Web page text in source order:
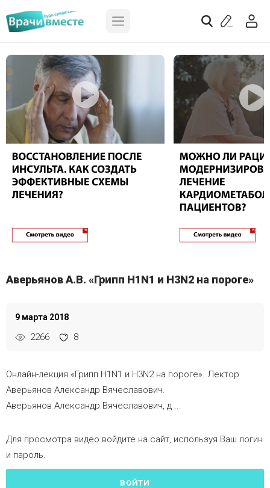
Аверьянов А.В. «Грипп H1N1 и H3N2 на пороге»
9 марта 2018
2266 8
Онлайн-лекция «Грипп H1N1 и H3N2 на пороге». Лектор
Аверьянов Александр Вячеславович.
Аверьянов Александр Вячеславович, д ...
Для просмотра видео войдите на сайт, используя Ваш логин
и пароль.
ВОЙТИ